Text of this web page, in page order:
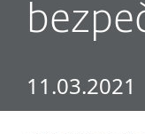
11.03.2021